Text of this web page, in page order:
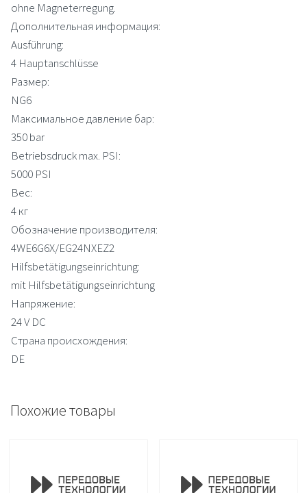
ohne Magneterregung.
Дополнительная информация:
Ausführung:
4 Hauptanschlüsse
Размер:
NG6
Максимальное давление бар:
350 bar
Betriebsdruck max. PSI:
5000 PSI
Вес:
4 кг
Обозначение производителя:
4WE6G6X/EG24NXEZ2
Hilfsbetätigungseinrichtung:
mit Hilfsbetätigungseinrichtung
Напряжение:
24 V DC
Страна происхождения:
DE
Похожие товары